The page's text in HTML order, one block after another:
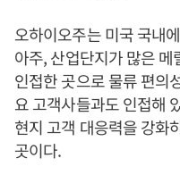
오하이오주는 미국 국내
아주, 산업단지가 많은
인접한 곳으로 물류 편의
요 고객사들과도 인접해
현지 고객 대응력을 강화
곳이다.